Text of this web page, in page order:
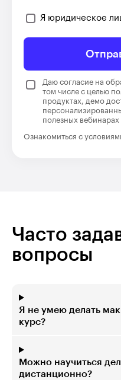
Я юридическое
Даю согласие на
том числе с целью
продуктах, демо
полезных вебинарах
Ознакомиться с
Часто
вопросы
Я не умею делать
курс?
Можно научиться
дистанционно?